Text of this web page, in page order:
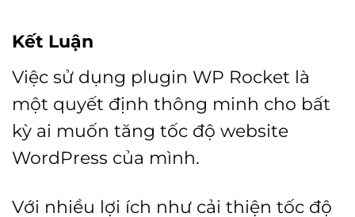
Kết Luận
Việc sử dụng plugin WP Rocket là
một quyết định thông minh cho bất
kỳ ai muốn tăng tốc độ website
WordPress của mình.
Với nhiều lợi ích như cải thiện tốc độ